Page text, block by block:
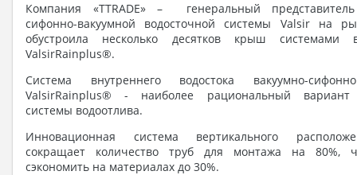
Компания «TTRADE» – генеральный представитель
сифонно-вакуумной водосточной системы Valsir на
обустроила несколько десятков крыш системами
ValsirRainplus®.
Система внутреннего водостока вакуумно-
ValsirRainplus® - наиболее рациональный вариант
системы водоотлива.
Инновационная система вертикального
сокращает количество труб для монтажа на 80%,
сэкономить на материалах до 30%.